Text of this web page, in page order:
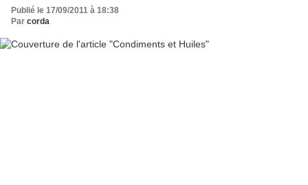
Publié le 17/09/2011 à 18:38
Par corda